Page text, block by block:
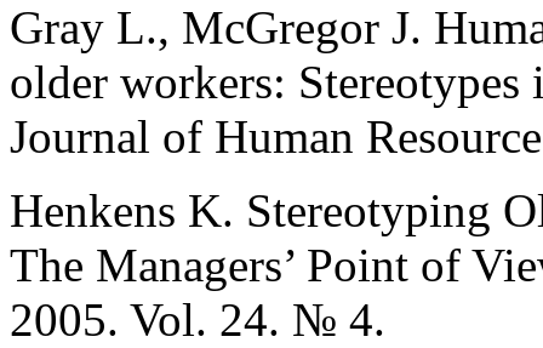
Gray L., McGregor J.
older workers:
Journal of Human
Henkens K. Stereotyping
The Managers’ Point of
2005. Vol. 24. № 4.